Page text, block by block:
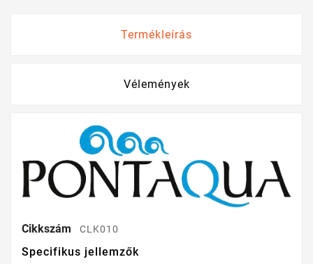
Termékleírás
Vélemények
Cikkszám CLK010
Specifikus jellemzők